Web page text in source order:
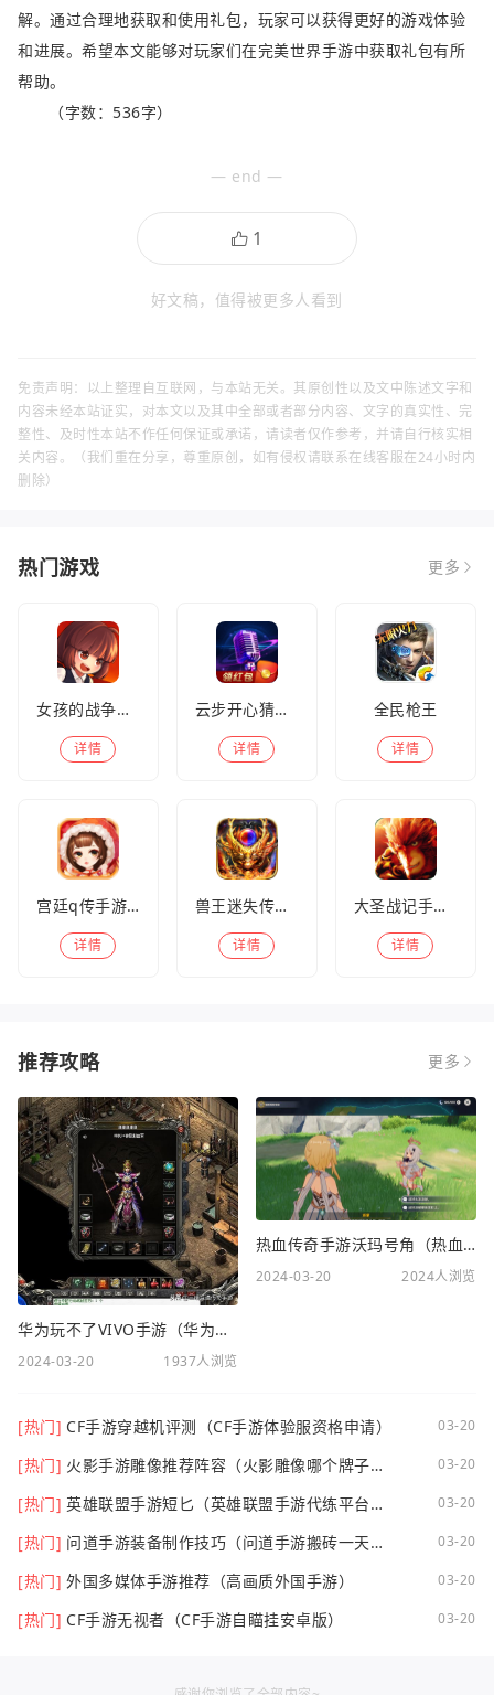
解。通过合理地获取和使用礼包，玩家可以获得更好的游戏体验
和进展。希望本文能够对玩家们在完美世界手游中获取礼包有所
帮助。
（字数：536字）
— end —
好文稿，值得被更多人看到
免责声明：以上整理自互联网，与本站无关。其原创性以及文中陈述文字和
内容未经本站证实，对本文以及其中全部或者部分内容、文字的真实性、完
整性、及时性本站不作任何保证或承诺，请读者仅作参考，并请自行核实相
关内容。（我们重在分享，尊重原创，如有侵权请联系在线客服在24小时内
删除）
热门游戏 更多
女孩的战争手机版(暂未上线)
详情
云步开心猜歌名
详情
全民枪王
详情
宫廷q传手游百度版
详情
兽王迷失传奇高爆版
详情
大圣战记手游官方版
详情
推荐攻略 更多
华为玩不了VIVO手游（华为玩不了VIVO手游怎么办）
2024-03-20 1937人浏览
热血传奇手游沃玛号角（热血传奇沃玛装备隐藏属性）
2024-03-20 2024人浏览
[热门] CF手游穿越机评测（CF手游体验服资格申请） 03-20
[热门] 火影手游雕像推荐阵容（火影雕像哪个牌子
03-20
[热门] 英雄联盟手游短匕（英雄联盟手游代练平台哪
03-20
[热门] 问道手游装备制作技巧（问道手游搬砖一天可
03-20
[热门] 外国多媒体手游推荐（高画质外国手游） 03-20
[热门] CF手游无视者（CF手游自瞄挂安卓版） 03-20